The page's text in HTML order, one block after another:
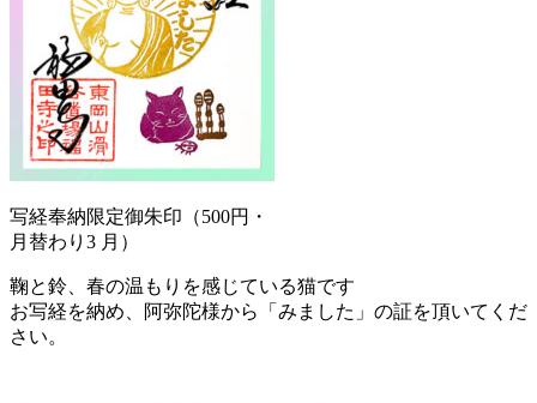
写経奉納限定御朱印（500円・
月替わり3 月）
鞠と鈴、春の温もりを感じている猫です
お写経を納め、阿弥陀様から「みました」の証を頂いてくだ
さい。